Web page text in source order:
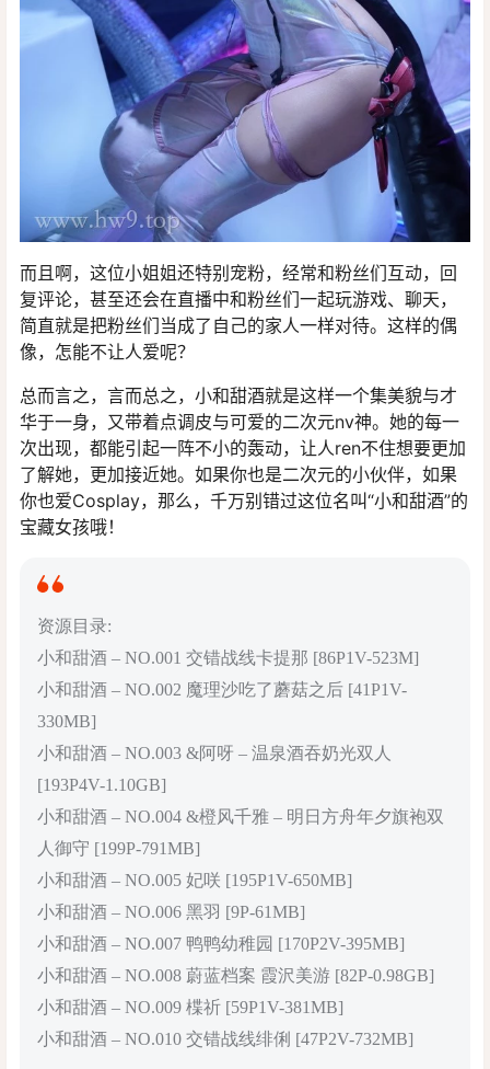
而且啊，这位小姐姐还特别宠粉，经常和粉丝们互动，回
复评论，甚至还会在直播中和粉丝们一起玩游戏、聊天，
简直就是把粉丝们当成了自己的家人一样对待。这样的偶
像，怎能不让人爱呢？
总而言之，言而总之，小和甜酒就是这样一个集美貌与才
华于一身，又带着点调皮与可爱的二次元nv神。她的每一
次出现，都能引起一阵不小的轰动，让人ren不住想要更加
了解她，更加接近她。如果你也是二次元的小伙伴，如果
你也爱Cosplay，那么，千万别错过这位名叫“小和甜酒”的
宝藏女孩哦！
资源目录:
小和甜酒 – NO.001 交错战线卡提那 [86P1V-523M]
小和甜酒 – NO.002 魔理沙吃了蘑菇之后 [41P1V-
330MB]
小和甜酒 – NO.003 &阿呀 – 温泉酒吞奶光双人
[193P4V-1.10GB]
小和甜酒 – NO.004 &橙风千雅 – 明日方舟年夕旗袍双
人御守 [199P-791MB]
小和甜酒 – NO.005 妃咲 [195P1V-650MB]
小和甜酒 – NO.006 黑羽 [9P-61MB]
小和甜酒 – NO.007 鸭鸭幼稚园 [170P2V-395MB]
小和甜酒 – NO.008 蔚蓝档案 霞沢美游 [82P-0.98GB]
小和甜酒 – NO.009 楪祈 [59P1V-381MB]
小和甜酒 – NO.010 交错战线绯俐 [47P2V-732MB]